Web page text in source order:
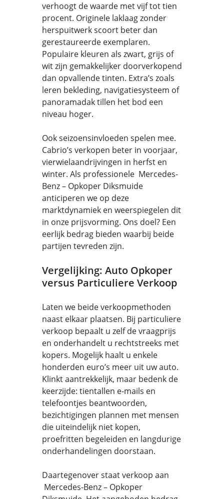
verhoogt de waarde met vijf tot tien
procent. Originele laklaag zonder
herspuitwerk scoort beter dan
gerestaureerde exemplaren.
Populaire kleuren als zwart, grijs of
wit zijn gemakkelijker doorverkopend
dan opvallende tinten. Extra’s zoals
leren bekleding, navigatiesysteem of
panoramadak tillen het bod een
niveau hoger.
Ook seizoensinvloeden spelen mee.
Cabrio’s verkopen beter in voorjaar,
vierwielaandrijvingen in herfst en
winter. Als professionele Mercedes-
Benz – Opkoper Diksmuide
anticiperen we op deze
marktdynamiek en weerspiegelen dit
in onze prijsvorming. Ons doel? Een
eerlijk bedrag bieden waarbij beide
partijen tevreden zijn.
Vergelijking: Auto Opkoper
versus Particuliere Verkoop
Laten we beide verkoopmethoden
naast elkaar plaatsen. Bij particuliere
verkoop bepaalt u zelf de vraagprijs
en onderhandelt u rechtstreeks met
kopers. Mogelijk haalt u enkele
honderden euro’s meer uit uw auto.
Klinkt aantrekkelijk, maar bedenk de
keerzijde: tientallen e-mails en
telefoontjes beantwoorden,
bezichtigingen plannen met mensen
die uiteindelijk niet kopen,
proefritten begeleiden en langdurige
onderhandelingen doorstaan.
Daartegenover staat verkoop aan
Mercedes-Benz – Opkoper